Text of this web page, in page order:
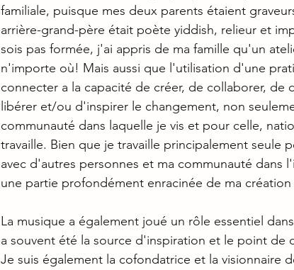
familiale, puisque mes deux parents étaient
arrière-grand-père était poète yiddish, relieur et
sois pas formée, j'ai appris de ma famille qu'un
n'importe où! Mais aussi que l'utilisation d'une
connecter a la capacité de créer, de collaborer, de
libérer et/ou d'inspirer le changement, non
communauté dans laquelle je vis et pour celle,
travaille. Bien que je travaille principalement seule
avec d'autres personnes et ma communauté
une partie profondément enracinée de ma création
La musique a également joué un rôle essentiel
a souvent été la source d'inspiration et le point
Je suis également la cofondatrice et la visionnaire